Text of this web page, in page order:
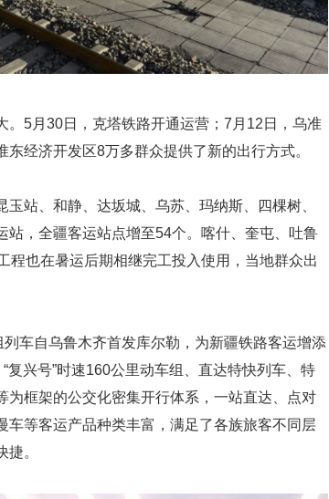
。5月30日，克塔铁路开通运营；7月12日，乌准
经济开发区8万多群众提供了新的出行方式。
站、和静、达坂城、乌苏、玛纳斯、四棵树、
站，全疆客运站点增至54个。喀什、奎屯、吐鲁
程也在暑运后期相继完工投入使用，当地群众出
车自乌鲁木齐首发库尔勒，为新疆铁路客运增添
复兴号”时速160公里动车组、直达特快列车、特
为框架的公交化密集开行体系，一站直达、点对
车等客运产品种类丰富，满足了各族旅客不同层
。